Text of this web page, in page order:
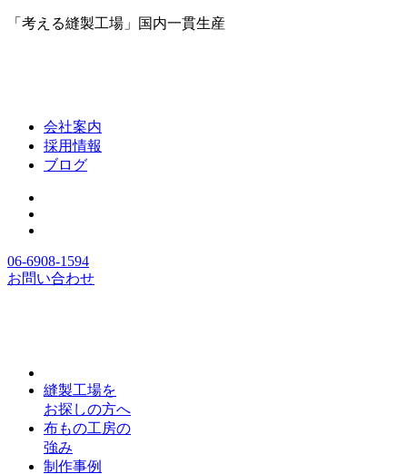
「考える縫製工場」国内一貫生産
会社案内
採用情報
ブログ
06-6908-1594
お問い合わせ
縫製工場を
お探しの方へ
布もの工房の
強み
制作事例